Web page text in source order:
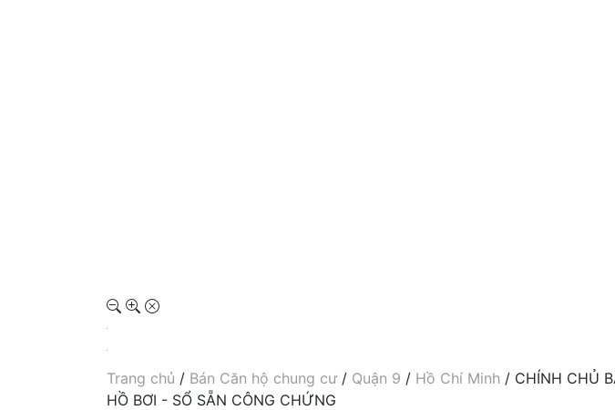
Trang chủ / Bán Căn hộ chung cư / Quận 9 / Hồ Chí Minh / CHÍNH CHỦ
HỒ BƠI - SỔ SẴN CÔNG CHỨNG